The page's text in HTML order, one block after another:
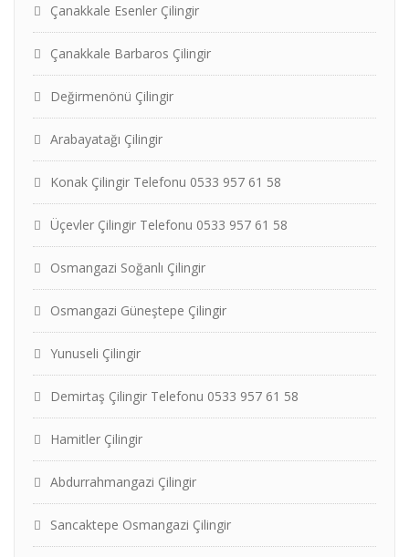
Çanakkale Esenler Çilingir
Çanakkale Barbaros Çilingir
Değirmenönü Çilingir
Arabayatağı Çilingir
Konak Çilingir Telefonu 0533 957 61 58
Üçevler Çilingir Telefonu 0533 957 61 58
Osmangazi Soğanlı Çilingir
Osmangazi Güneştepe Çilingir
Yunuseli Çilingir
Demirtaş Çilingir Telefonu 0533 957 61 58
Hamitler Çilingir
Abdurrahmangazi Çilingir
Sancaktepe Osmangazi Çilingir